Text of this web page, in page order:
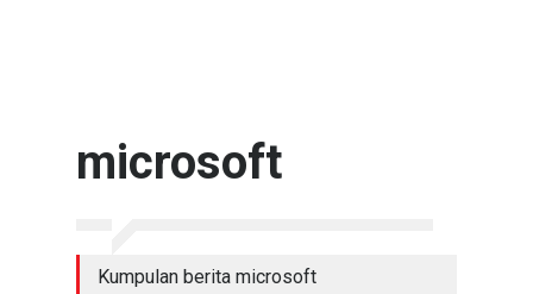
microsoft
Kumpulan berita microsoft